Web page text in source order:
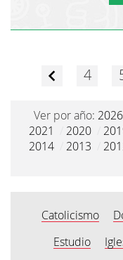
4
Ver por año: 2026
2021
2020
2014
2013
Catolicismo
Estudio